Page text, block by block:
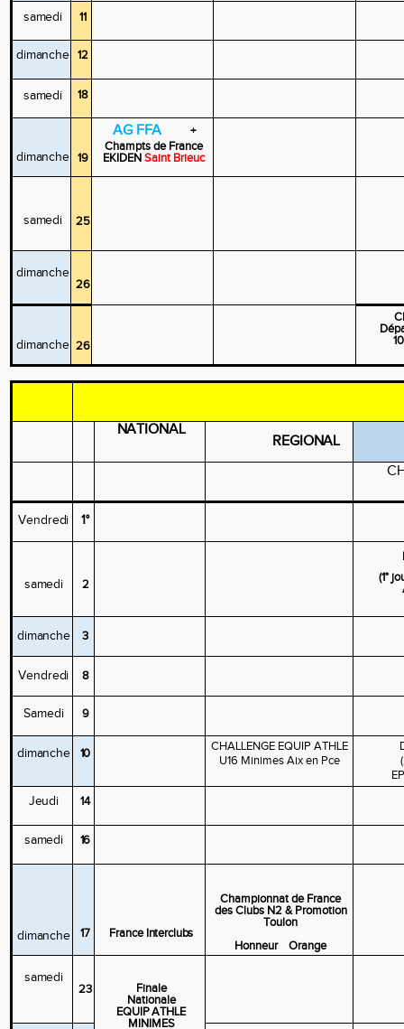
samedi 11
dimanche 12
samedi 18
dimanche 19
AG FFA
+
Champts de France
EKIDENSaint Brieuc
samedi 25
dimanche
26
dimanche 26
NATIONAL
REGIONAL
Vendredi 1°
samedi 2
(1°
dimanche 3
Vendredi 8
Samedi 9
dimanche 10
CHALLENGE EQUIP ATHLE
U16 Minimes Aix en Pce
Jeudi
14
samedi 16
dimanche 17 France Interclubs
Championnat de France
des Clubs N2 & Promotion
Toulon
Honneur Orange
samedi
23
Finale
Nationale
EQUIPATHLE
MINIMES